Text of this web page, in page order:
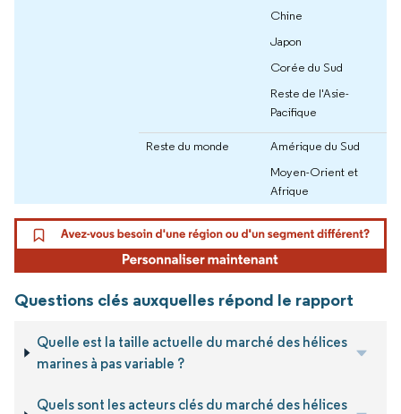
Chine
Japon
Corée du Sud
Reste de l'Asie-
Pacifique
Reste du monde
Amérique du Sud
Moyen-Orient et
Afrique
Questions clés auxquelles répond le rapport
Quelle est la taille actuelle du marché des hélices
marines à pas variable ?
Quels sont les acteurs clés du marché des hélices